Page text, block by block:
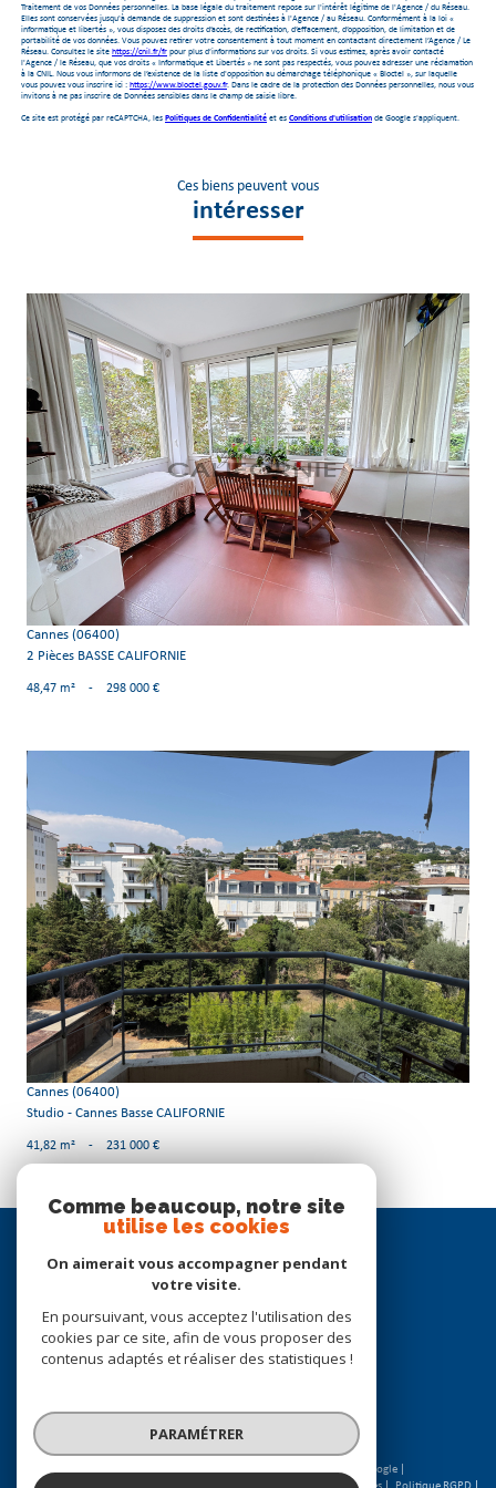
Traitement de vos Données personnelles. La base légale du traitement repose sur l'intérêt légitime de l'Agence / du Réseau.
Elles sont conservées jusqu'à demande de suppression et sont destinées à l'Agence / au Réseau. Conformément à la loi «
informatique et libertés », vous disposez des droits d’accès, de rectification, d’effacement, d’opposition, de limitation et de
portabilité de vos données. Vous pouvez retirer votre consentement à tout moment en contactant directement l’Agence / Le
Réseau. Consultez le site https://cnil.fr/fr pour plus d’informations sur vos droits. Si vous estimez, après avoir contacté
l'Agence / le Réseau, que vos droits « Informatique et Libertés » ne sont pas respectés, vous pouvez adresser une réclamation
à la CNIL. Nous vous informons de l’existence de la liste d'opposition au démarchage téléphonique « Bloctel », sur laquelle
vous pouvez vous inscrire ici : https://www.bloctel.gouv.fr. Dans le cadre de la protection des Données personnelles, nous vous
invitons à ne pas inscrire de Données sensibles dans le champ de saisie libre.
Ce site est protégé par reCAPTCHA, les Politiques de Confidentialité et es Conditions d'utilisation de Google s'appliquent.
Ces biens peuvent vous
intéresser
voir le bien
Cannes (06400)
2 Pièces BASSE CALIFORNIE
48,47 m² - 298 000 €
voir le bien
Cannes (06400)
Studio - Cannes Basse CALIFORNIE
41,82 m² - 231 000 €
Se
connecter
Nous
suivre
© 2026 | Tous droits réservés | Traduction powered by Google |
Comme beaucoup, notre site
utilise les cookies
On aimerait vous accompagner pendant
votre visite.
En poursuivant, vous acceptez l'utilisation des
cookies par ce site, afin de vous proposer des
contenus adaptés et réaliser des statistiques !
PARAMÉTRER